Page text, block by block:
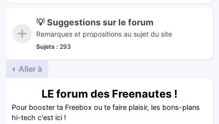
💡 Suggestions sur le forum
Remarques et propositions au sujet du site
Sujets : 293
Aller à
LE forum des Freenautes !
Pour booster ta Freebox ou te faire plaisir, les bons-plans
hi-tech c'est ici !